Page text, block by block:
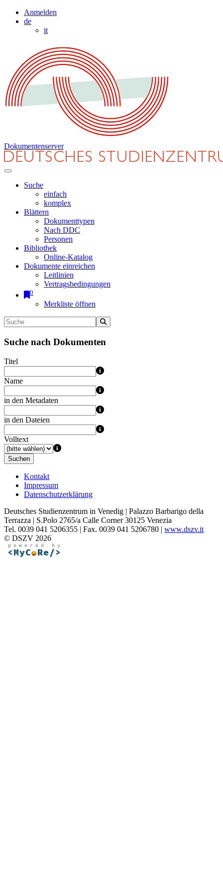
Anmelden
de
it
Dokumentenserver
Suche
einfach
komplex
Blättern
Dokumenttypen
Nach DDC
Personen
Bibliothek
Online-Katalog
Dokumente einreichen
Leitlinien
Vertragsbedingungen
0
Merkliste öffnen
Suche nach Dokumenten
Titel
Name
in den Metadaten
in den Dateien
Volltext
Suchen
Kontakt
Impressum
Datenschutzerklärung
Deutsches Studienzentrum in Venedig | Palazzo Barbarigo della
Terrazza | S.Polo 2765/a Calle Corner 30125 Venezia
Tel. 0039 041 5206355 | Fax. 0039 041 5206780 | www.dszv.it
© DSZV 2026